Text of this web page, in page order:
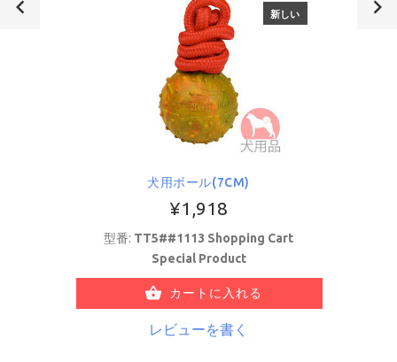
新しい
犬用ボール(7CM)
¥1,918
型番: TT5##1113 Shopping Cart
Special Product
カートに入れる
レビューを書く